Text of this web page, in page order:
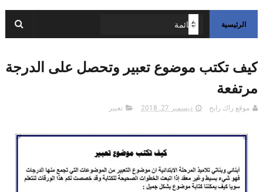
الرئيسية
كيف تكتب موضوع تعبير وتحصل على الدرجة
مرتفعة
موقع راك رابح ديسمبر 27, 2018 تعبير